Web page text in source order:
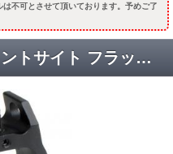
不可とさせて頂いております。予めご了
タンゴダウンタイプ フロントサイト フラッシュライト アダプター [KW-OT-106] [取寄]